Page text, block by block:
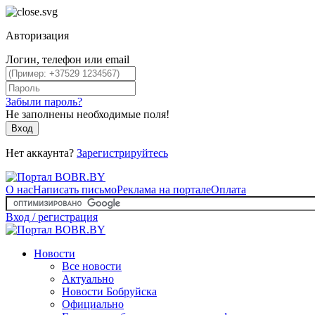
Авторизация
Логин, телефон или email
Забыли пароль?
Не заполнены необходимые поля!
Вход
Нет аккаунта? Зарегистрируйтесь
О насНаписать письмоРеклама на порталеОплата
Вход / регистрация
Новости
Все новости
Актуально
Новости Бобруйска
Официально